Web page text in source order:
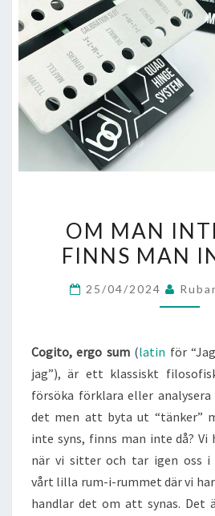
MAN
INTE
OM MAN
FINNS MAN
25/04/2024
Cogito, ergo sum(latin för
jag”), är ett klassiskt
försöka förklara eller
det men att byta ut “tänker”
inte syns, finns man inte då? Vi
när vi sitter och tar igen oss i
vårt lilla rum-i-rummet där vi
handlar det om att synas.